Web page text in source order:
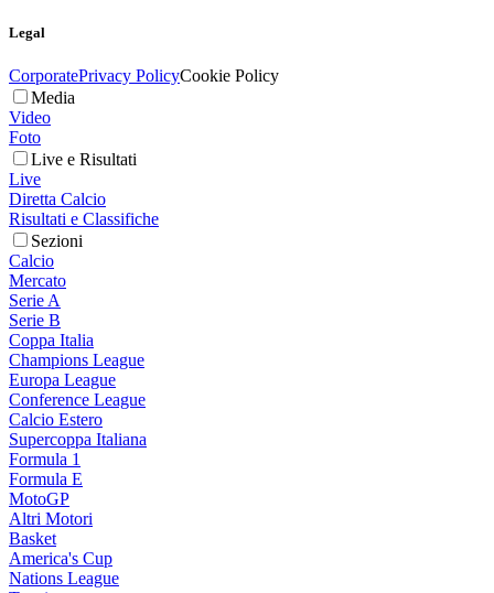
Legal
CorporatePrivacy PolicyCookie Policy
Media
Video
Foto
Live e Risultati
Live
Diretta Calcio
Risultati e Classifiche
Sezioni
Calcio
Mercato
Serie A
Serie B
Coppa Italia
Champions League
Europa League
Conference League
Calcio Estero
Supercoppa Italiana
Formula 1
Formula E
MotoGP
Altri Motori
Basket
America's Cup
Nations League